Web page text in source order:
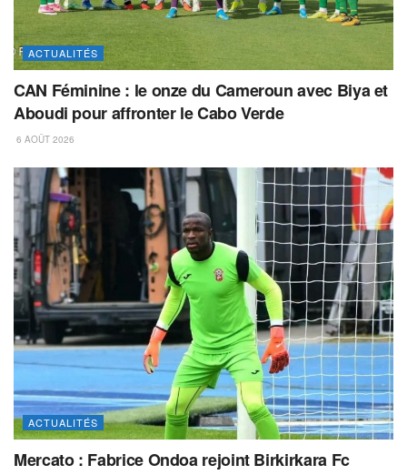
ACTUALITÉS
CAN Féminine : le onze du Cameroun avec Biya et
Aboudi pour affronter le Cabo Verde
6 AOÛT 2026
ACTUALITÉS
Mercato : Fabrice Ondoa rejoint Birkirkara Fc